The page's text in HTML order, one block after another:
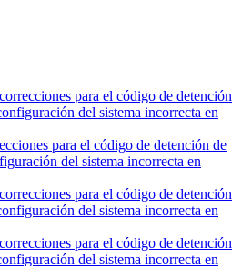
para el código de detención
del sistema incorrecta en
para el código de detención de
del sistema incorrecta en
para el código de detención
del sistema incorrecta en
para el código de detención
del sistema incorrecta en